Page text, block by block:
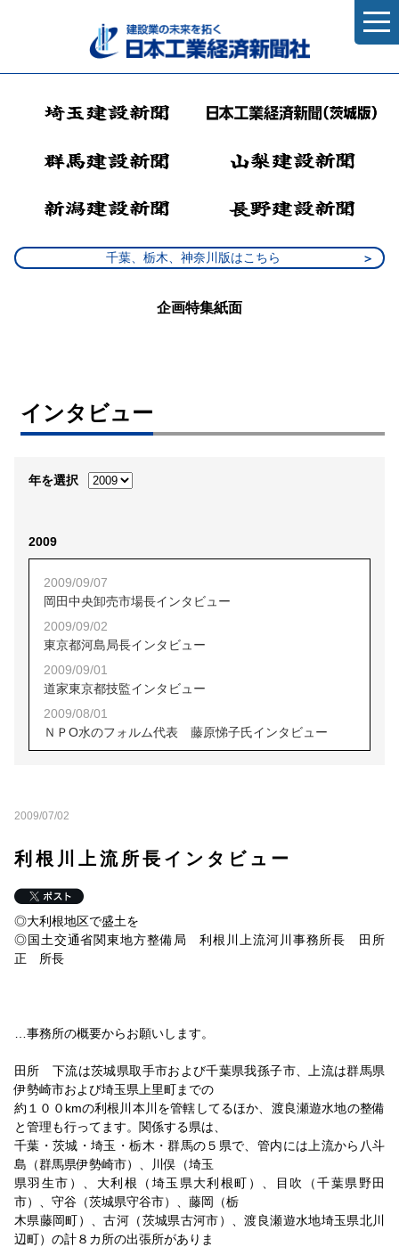
千葉、栃木、神奈川版はこちら
企画特集紙面
インタビュー
年を選択
2009
2009/09/07
岡田中央卸売市場長インタビュー
2009/09/02
東京都河島局長インタビュー
2009/09/01
道家東京都技監インタビュー
2009/08/01
ＮＰО水のフォルム代表 藤原悌子氏インタビュー
桐蔭横浜大学法科大学院教授 鈴木満氏インタビュー
国土技術研究センター理事長 大石久和氏インタビュー
2009/07/24
東京都副知事猪瀬直樹氏インタビュー
2009/07/02
利根川上流所長インタビュー
大宮国道所長インタビュー
2009/07/02
荒川上流所長インタビュー
2009/07/02
江戸川河川所長インタビュー
2009/03/02
脇雅史参議院議員インタビュー
2009/02/23
関東農政局皆川局長インタビュー
2009/01/09
2009/07/02
利根川上流所長インタビュー
◎大利根地区で盛土を
◎国土交通省関東地方整備局 利根川上流河川事務所長 田所
正 所長
…事務所の概要からお願いします。
田所 下流は茨城県取手市および千葉県我孫子市、上流は群馬県
伊勢崎市および埼玉県上里町までの
約１００kmの利根川本川を管轄してるほか、渡良瀬遊水地の整備
と管理も行ってます。関係する県は、
千葉・茨城・埼玉・栃木・群馬の５県で、管内には上流から八斗
島（群馬県伊勢崎市）、川俣（埼玉
県羽生市）、大利根（埼玉県大利根町）、目吹（千葉県野田
市）、守谷（茨城県守谷市）、藤岡（栃
木県藤岡町）、古河（茨城県古河市）、渡良瀬遊水地埼玉県北川
辺町）の計８カ所の出張所がありま